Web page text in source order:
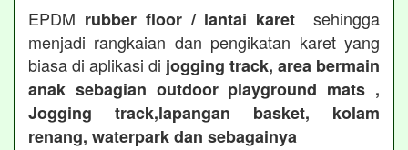
EPDM rubber floor / lantai karet sehingga
menjadi rangkaian dan pengikatan karet yang
biasa di aplikasi di jogging track, area bermain
anak sebagian outdoor playground mats ,
Jogging track,lapangan basket, kolam
renang, waterpark dan sebagainya